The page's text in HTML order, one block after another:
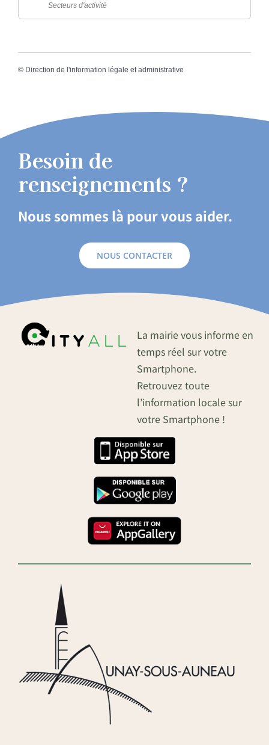
Secteurs d'activité
© Direction de l'information légale et administrative
Besoin de
renseignements ?
Nous sommes là pour vous aider.
NOUS CONTACTER
La mairie vous informe en
temps réel sur votre
Smartphone.
Retrouvez toute
l’information locale sur
votre Smartphone !